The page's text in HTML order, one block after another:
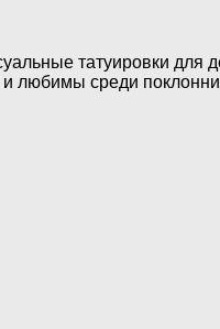
татуировки для
любимы среди